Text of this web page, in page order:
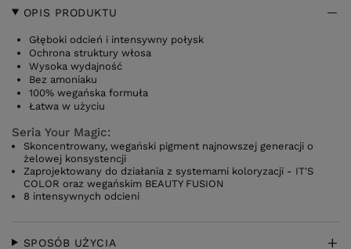
OPIS PRODUKTU
Głęboki odcień i intensywny połysk
Ochrona struktury włosa
Wysoka wydajność
Bez amoniaku
100% wegańska formuła
Łatwa w użyciu
Seria Your Magic:
Skoncentrowany, wegański pigment najnowszej generacji o
żelowej konsystencji
Zaprojektowany do działania z systemami koloryzacji - IT'S
COLOR oraz wegańskim BEAUTY FUSION
8 intensywnych odcieni
SPOSÓB UŻYCIA